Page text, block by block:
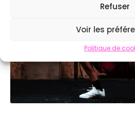
Refuser
Voir les
Politique de